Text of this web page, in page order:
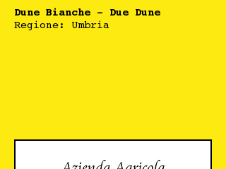
Dune Bianche - Due Dune
Regione: Umbria